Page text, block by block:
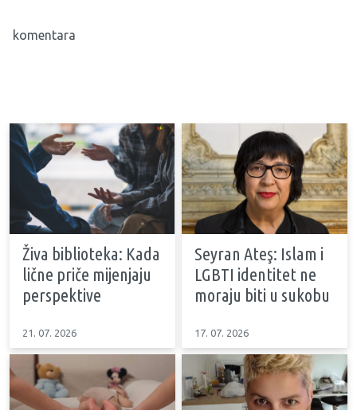
komentara
Živa biblioteka: Kada
lične priče mijenjaju
perspektive
21. 07. 2026
Seyran Ateş: Islam i
LGBTI identitet ne
moraju biti u sukobu
17. 07. 2026